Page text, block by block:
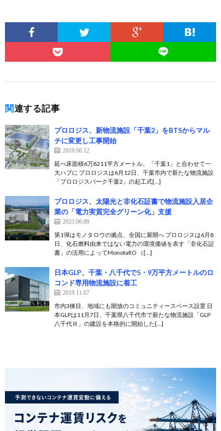
関連する記事
プロロジス、新物流施設「千葉2」をBTSからマル
チに変更し工事開始
2019.06.12
延べ床面積6万8211平方メートル、「千葉1」と合わせて一
大ハブに プロロジスは6月12日、千葉市内で新たな物流施設
「プロロジスパーク千葉2」の起工式[…]
プロロジス、太陽光と非化石証書で物流施設入居企
業の「電力実質完全グリーン化」支援
2023.06.09
第1弾はモノタロウの拠点、全国に展開へ プロロジスは6月8
日、化石燃料由来ではない電力の環境価値を表す「非化石証
書」の活用によってMonotaRO （[…]
日本GLP、千葉・八千代で5・9万平方メートルのロ
コンド専用物流施設に着工
2019.11.07
市内3棟目、地域にも開放のコミュニティースペース設置 日
本GLPは11月7日、千葉県八千代市で新たな物流施設「GLP
八千代Ⅲ」の建設を本格的に開始した[…]